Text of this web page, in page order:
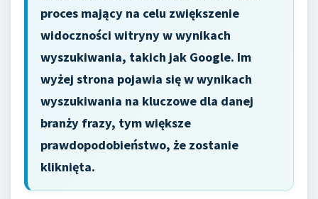
proces mający na celu zwiększenie
widoczności witryny w wynikach
wyszukiwania, takich jak Google. Im
wyżej strona pojawia się w wynikach
wyszukiwania na kluczowe dla danej
branży frazy, tym większe
prawdopodobieństwo, że zostanie
kliknięta.